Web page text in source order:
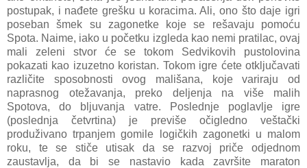
postupak, i nađete grešku u koracima. Ali, ono što daje igri
poseban šmek su zagonetke koje se rešavaju pomoću
Spota. Naime, iako u početku izgleda kao nemi pratilac, ovaj
mali zeleni stvor će se tokom Sedvikovih pustolovina
pokazati kao izuzetno koristan. Tokom igre ćete otključavati
različite sposobnosti ovog mališana, koje variraju od
naprasnog otežavanja, preko deljenja na više malih
Spotova, do bljuvanja vatre. Poslednje poglavlje igre
(poslednja četvrtina) je previše očigledno veštački
produživano trpanjem gomile logičkih zagonetki u malom
roku, te se stiče utisak da se razvoj priče odjednom
zaustavlja, da bi se nastavio kada završite maraton